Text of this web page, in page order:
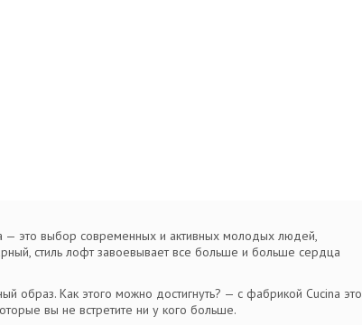
— это выбор современных и активных молодых людей,
стиль лофт завоевывает все больше и больше сердца
образ. Как этого можно достигнуть? — с фабрикой Cucina это
вы не встретите ни у кого больше.